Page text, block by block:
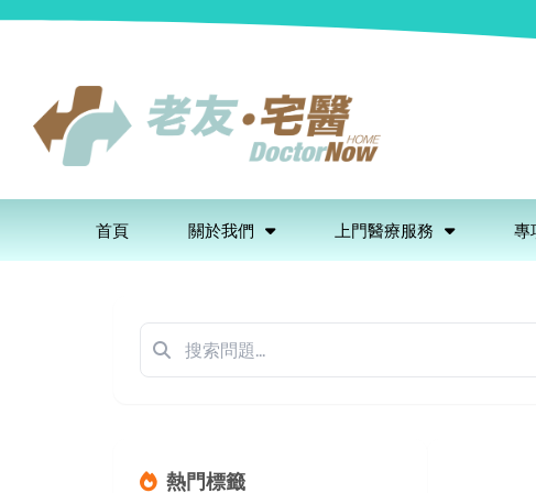
首頁 關於我們 上門醫療服務 專
熱門標籤